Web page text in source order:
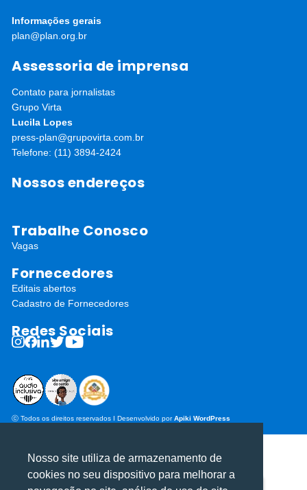
Informações gerais
plan@plan.org.br
Assessoria de imprensa
Contato para jornalistas
Grupo Virta
Lucila Lopes
press-plan@grupovirta.com.br
Telefone: (11) 3894-2424
Nossos endereços
Trabalhe Conosco
Vagas
Fornecedores
Editais abertos
Cadastro de Fornecedores
Redes Sociais
ⓒ Todos os direitos reservados I Desenvolvido porApiki WordPress
Nosso site utiliza de armazenamento de
cookies no seu dispositivo para melhorar a